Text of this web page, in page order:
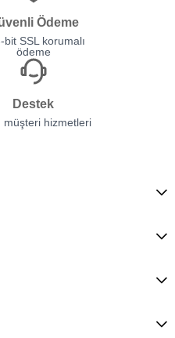
Ödeme
bit SSL korumalı
ödeme
Destek
müşteri hizmetleri